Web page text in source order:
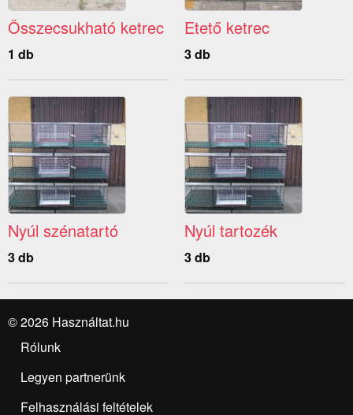
Összecsukható ketrec
1 db
Etető ketrec
3 db
Nyúl szénatartó
3 db
Nyúl tartozék
3 db
© 2026 Használtat.hu
Rólunk
Legyen partnerünk
Felhasználási feltételek